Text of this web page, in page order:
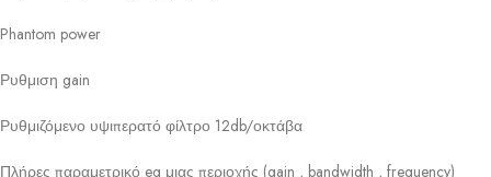
Phantom power
Ρυθμιση gain
Ρυθμιζόμενο υψιπερατό φίλτρο 12db/οκτάβα
Πλήρες παραμετρικό eq μιας περιοχής (gain , bandwidth , frequency)